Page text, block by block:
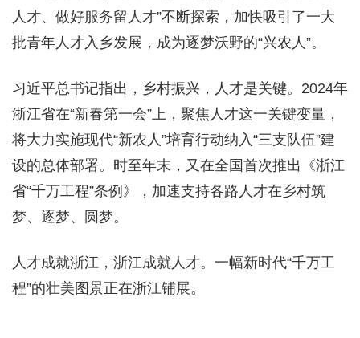
人才、做好服务留人才”不断探索，加快吸引了一大
批青年人才入乡发展，成为逐梦沃野的“兴农人”。
习近平总书记指出，乡村振兴，人才是关键。2024年
浙江省在“新春第一会”上，聚焦人才这一关键变量，
将大力实施现代“新农人”培育行动纳入“三支队伍”建
设的总体部署。时至年末，又在全国首次推出《浙江
省“千万工程”条例》，加速支持各路人才在乡村筑
梦、逐梦、圆梦。
人才成就浙江，浙江成就人才。一幅新时代“千万工
程”的壮美图景正在浙江铺展。